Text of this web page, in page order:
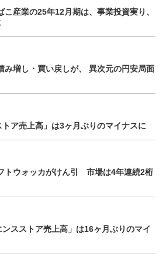
産業の25年12月期は、事業投資実り、
み増し・買い戻しが、 異次元の円安局面
ア売上高」は3ヶ月ぶりのマイナスに
トウォッカがけん引 市場は4年連続2桁
スストア売上高」は16ヶ月ぶりのマイ